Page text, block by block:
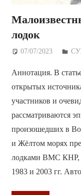
лодок
07/07/2023
Аннотация. В
открытых
участников и
рассматриваются
произошедших в
и Жёлтом морях
лодками ВМС
1983 и 2003 гг.